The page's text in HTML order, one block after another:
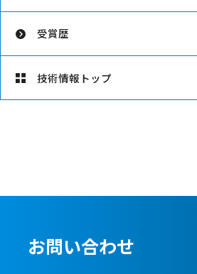
受賞歴
技術情報トップ
お問い合わせ